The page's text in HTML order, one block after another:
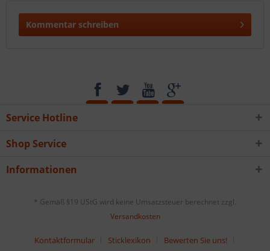
Kommentar schreiben
Service Hotline
Shop Service
Informationen
* Gemäß §19 UStG wird keine Umsatzsteuer berechnet zzgl.
Versandkosten
Kontaktformular Sticklexikon Bewerten Sie uns!